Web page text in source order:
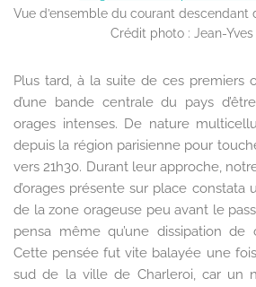
Vue d’ensemble du courant descendant
Crédit photo : Jean-Yves
Plus tard, à la suite de ces premiers
d’une bande centrale du pays
orages intenses. De nature
depuis la région parisienne pour
vers 21h30. Durant leur approche,
d’orages présente sur place constata
de la zone orageuse peu avant le
pensa même qu’une dissipation de
Cette pensée fut vite balayée une
sud de la ville de Charleroi, car un